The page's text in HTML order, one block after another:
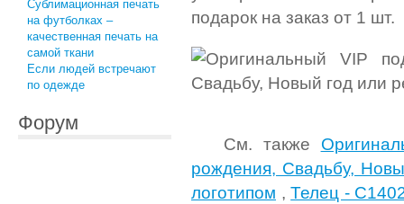
Сублимационная печать
на футболках –
качественная печать на
самой ткани
Если людей встречают
по одежде
Форум
подарок на заказ от 1 шт.
См. также
рождения, Свадьбу,
логотипом ,Телец -